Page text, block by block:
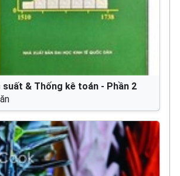
suất & Thống kê toán - Phần 2